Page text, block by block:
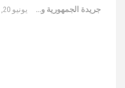
جريدة الجمهورية والعالم يونيو 20, 2021